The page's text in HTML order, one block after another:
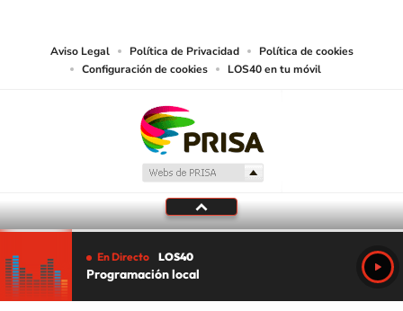
Aviso Legal Política de Privacidad
Política de cookies
Configuración de cookies
LOS40 en tu móvil
En Directo LOS40
Programación local